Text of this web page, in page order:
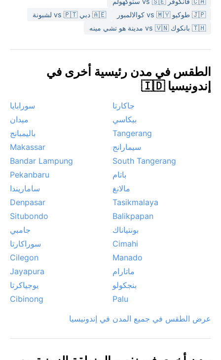
🇯🇵 طوكيو vs 🇲🇾 كوالالمبور
🇦🇪 دبي vs 🇵🇹 لشبونة
🇹🇭 بانكوك vs 🇻🇳 مدينة هو تشي مينه
الطقس في مدن رئيسية أخرى في
إندونيسيا 🇮🇩
جاكارتا
سورابايا
بيكاسي
ميدان
Tangerang
باليمبانج
سيمارانج
Makassar
South Tangerang
Bandar Lampung
باتام
Pekanbaru
مالانغ
ساماريندا
Tasikmalaya
Denpasar
Balikpapan
Situbondo
بونتياناك
جامبي
Cimahi
سوراكارتا
Manado
Cilegon
ماتارام
Jayapura
بنجكولو
يوجياكرتا
Palu
Cibinong
عرض الطقس في جميع المدن في إندونيسيا